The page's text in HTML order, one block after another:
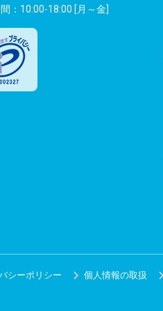
：10:00-18:00 [月～金]
シーポリシー 個人情報の取扱